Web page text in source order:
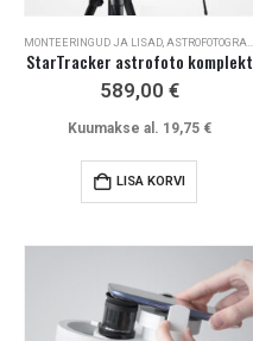
MONTEERINGUD JA LISAD,ASTROFOTOGRAAFIA
StarTracker astrofoto komplekt
589,00 €
Kuumakse al. 19,75 €
LISA KORVI